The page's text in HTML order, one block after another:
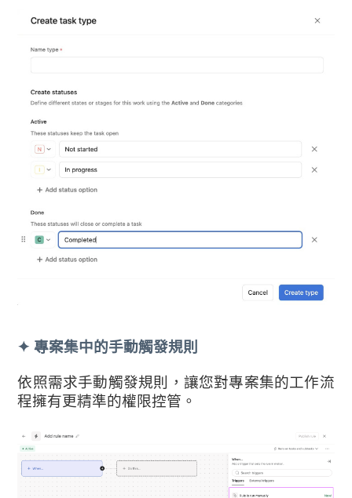
✦專案集中的手動觸發規則
依照需求手動觸發規則，讓您對專案集的工作流
程擁有更精準的權限控管。